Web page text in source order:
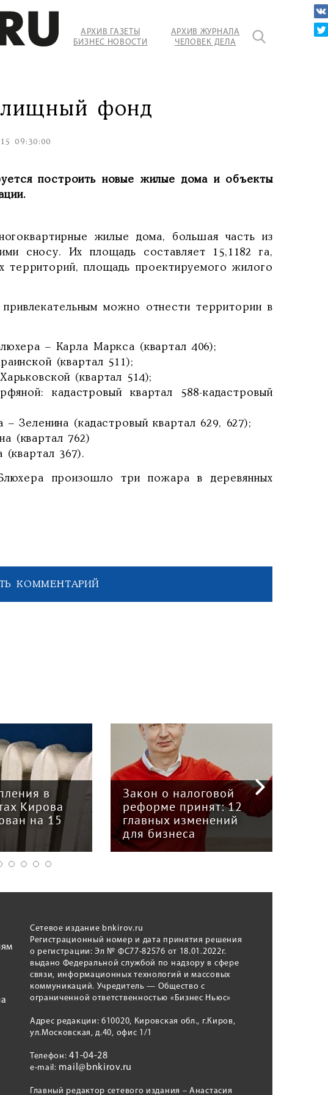
АРХИВ ГАЗЕТЫ
БИЗНЕС НОВОСТИ
АРХИВ ЖУРНАЛА
ЧЕЛОВЕК ДЕЛА
фонд
09:30:00
построить новые жилые дома и объекты
жилые дома, большая часть из
сносу. Их площадь составляет 15,1182 га,
территорий, площадь проектируемого жилого
можно отнести территории в
– Карла Маркса (квартал 406);
(квартал 511);
(квартал 514);
кадастровый квартал 588-кадастровый
Зеленина (кадастровый квартал 629, 627);
(квартал 762)
(квартал 367).
произошло три пожара в деревянных
КОММЕНТАРИЙ
в
Кирова
на 15
Закон о налоговой
реформе принят: 12
главных изменений
для бизнеса
Сетевое издание bnkirov.ru
Регистрационный номер и дата принятия решения
о регистрации: Эл № ФС77-82576 от 18.01.2022г.
выдано Федеральной службой по надзору в сфере
связи, информационных технологий и массовых
коммуникаций. Учредитель — Общество с
ограниченной ответственностью «Бизнес Ньюс»
Адрес редакции: 610020, Кировская обл., г.Киров,
ул.Московская, д.40, офис 1/1
Телефон:41-04-28
e-mail: mail@bnkirov.ru
Главный редактор сетевого издания – Анастасия